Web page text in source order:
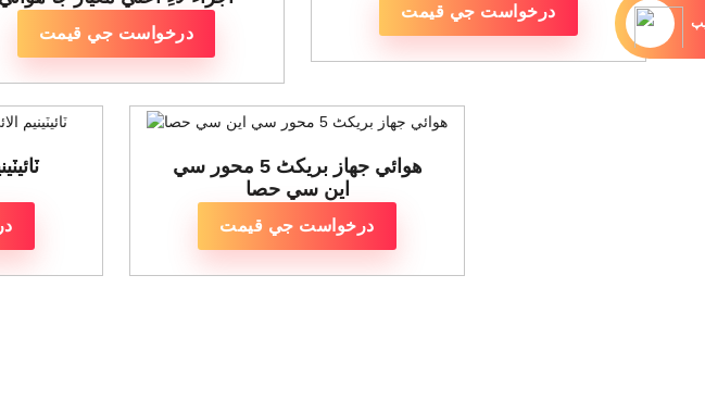
درخواست جي قيمت
درخواست جي قيمت
هوائي جهاز بریکٹ 5 محور سي
اين سي حصا
درخواست جي قيمت